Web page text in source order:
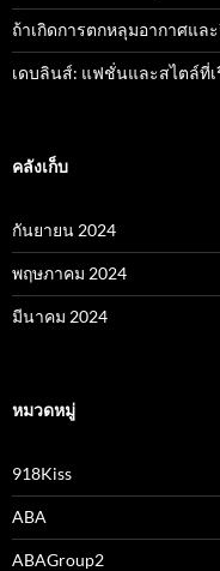
ถ้าเกิดการตกหลุมอากาศแล
เดบลินส์: แฟชั่นและสไตล์ที่เ
คลังเก็บ
กันยายน 2024
พฤษภาคม 2024
มีนาคม 2024
หมวดหมู่
918Kiss
ABA
ABAGroup2